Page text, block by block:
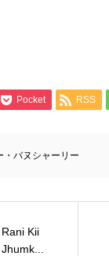
Pocket RSS
・バヌシャーリー
Kii